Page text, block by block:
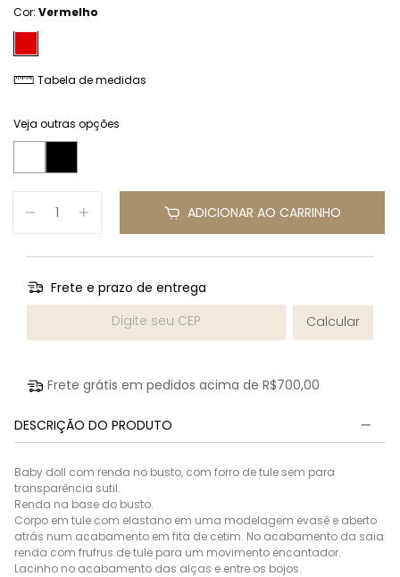
Cor: Vermelho
Tabela de medidas
Veja outras opções
ADICIONAR AO CARRINHO
Frete e prazo de entrega
Entregas para o CEP:
Calcular
Frete grátis em pedidos acima de R$700,00
DESCRIÇÃO DO PRODUTO
Baby doll com renda no busto, com forro de tule sem para
transparência sutil.
Renda na base do busto.
Corpo em tule com elastano em uma modelagem evasê e aberto
atrás num acabamento em fita de cetim. No acabamento da saia
renda com frufrus de tule para um movimento encantador.
Lacinho no acabamento das alças e entre os bojos.